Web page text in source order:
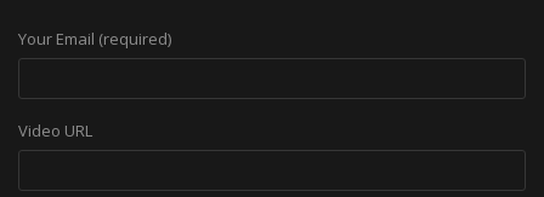
Your Email (required)
Video URL